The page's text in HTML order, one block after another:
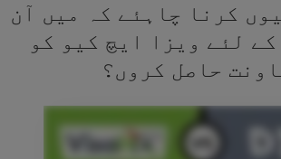
کرنا چاہئے کہ میں آن
کے لئے ویزا ایچ کیو کو
حاصل کروں؟